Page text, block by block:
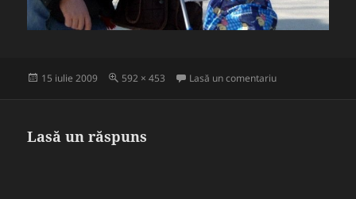
Publicat
15 iulie 2009
Dimensiune
592 × 453 Lasă un comentariula
Lasă un răspuns